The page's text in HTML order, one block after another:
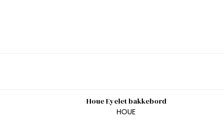
Houe Eyelet bakkebord
HOUE